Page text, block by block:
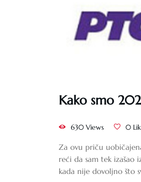
Kako smo
630 Views 0
Za ovu priču
reći da sam tek
kada nije dovoljno što